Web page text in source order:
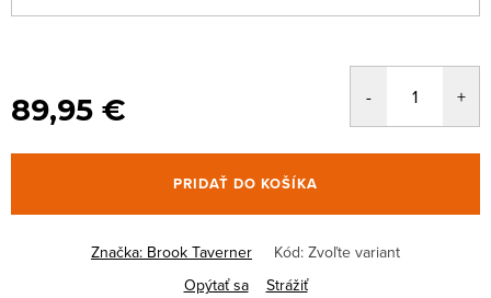
89,95 €
PRIDAŤ DO KOŠÍKA
Značka: Brook Taverner Kód: Zvoľte variant
Opýtať sa
Strážiť